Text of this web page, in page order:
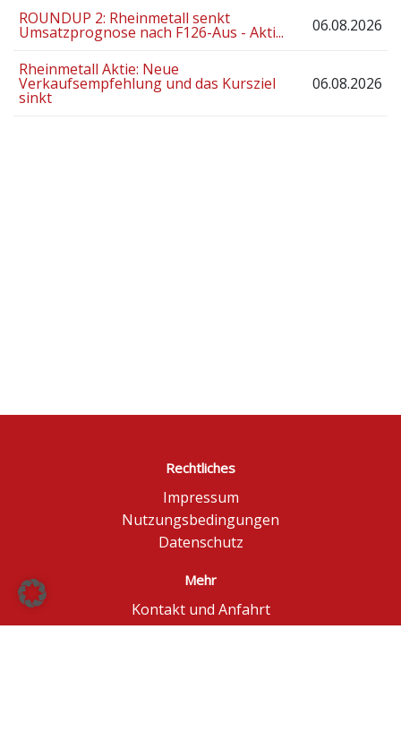
ROUNDUP 2: Rheinmetall senkt
Umsatzprognose nach F126-Aus - Akti... 06.08.2026
Rheinmetall Aktie: Neue
Verkaufsempfehlung und das Kursziel
sinkt
06.08.2026
Rechtliches
Impressum
Nutzungsbedingungen
Datenschutz
Mehr
Kontakt und Anfahrt
Börse Düsseldorf